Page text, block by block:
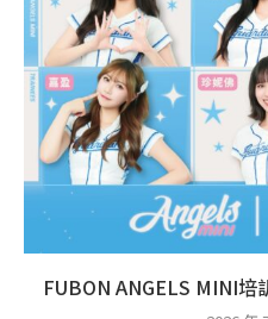
FUBON ANGELS MINI